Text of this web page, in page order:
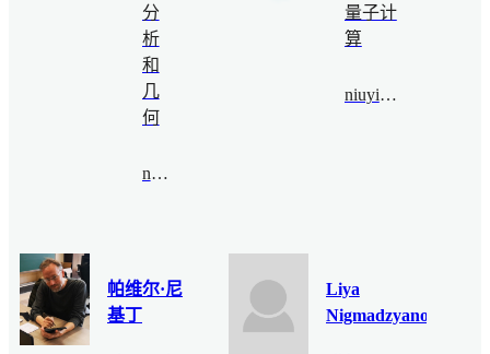
分
析
和
几
何
ngai@bimsa.cn
量子计
算
niuyishuai@bimsa.cn
帕维尔·尼
基丁
Liya
Nigmadzyanova